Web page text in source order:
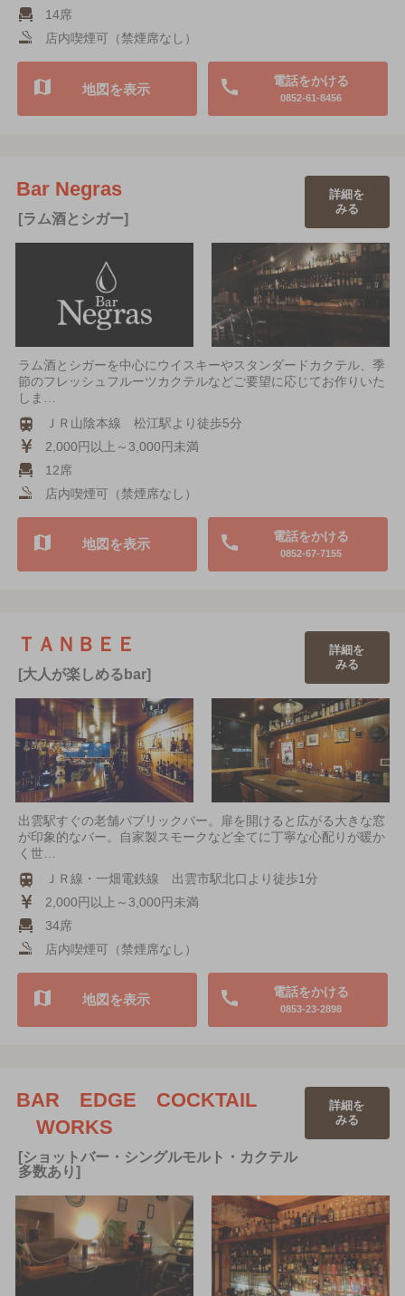
14席
店内喫煙可（禁煙席なし）
電話をかける
0852-61-8456
地図を表示
Bar Negras
[ラム酒とシガー]
詳細を
みる
ラム酒とシガーを中心にウイスキーやスタンダードカクテル、季
節のフレッシュフルーツカクテルなどご要望に応じてお作りいた
しま…
ＪＲ山陰本線 松江駅より徒歩5分
2,000円以上～3,000円未満
12席
店内喫煙可（禁煙席なし）
電話をかける
0852-67-7155
地図を表示
ＴＡＮＢＥＥ
[大人が楽しめるbar]
詳細を
みる
出雲駅すぐの老舗パブリックバー。扉を開けると広がる大きな窓
が印象的なバー。自家製スモークなど全てに丁寧な心配りが暖か
く世…
ＪＲ線・一畑電鉄線 出雲市駅北口より徒歩1分
2,000円以上～3,000円未満
34席
店内喫煙可（禁煙席なし）
電話をかける
0853-23-2898
地図を表示
BAR EDGE COCKTAIL
WORKS
[ショットバー・シングルモルト・カクテル
多数あり]
詳細を
みる